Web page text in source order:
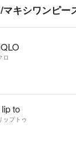
マキシワンピ
ロ
to
ップトゥ